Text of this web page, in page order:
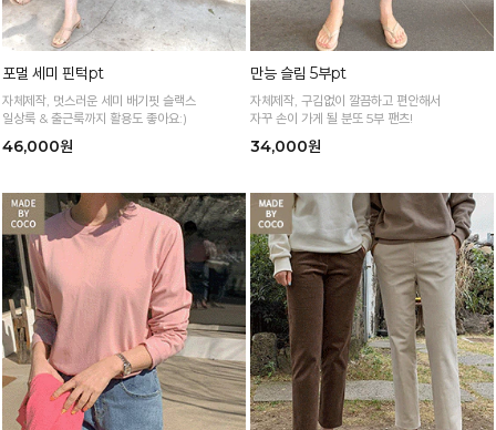
포멀 세미 핀턱pt
자체제작, 멋스러운 세미 배기핏 슬랙스
일상룩 & 출근룩까지 활용도 좋아요:)
46,000원
만능 슬림 5부pt
자체제작, 구김없이 깔끔하고 편안해서
자꾸 손이 가게 될 분또 5부 팬츠!
34,000원